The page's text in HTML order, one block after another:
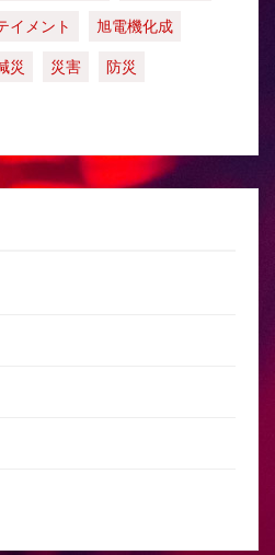
イメント
旭電機化成
災 災害
防災